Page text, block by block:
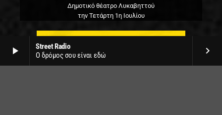
play_arrow
Street Radio
Ο δρόμος σου είναι εδώ
keyboard_arrow_right
Δημοτικό θέατρο Λυκαβηττού
την Τετάρτη 1η Ιουλίου